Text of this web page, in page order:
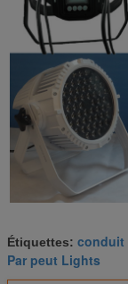
Étiquettes: conduit
Par peut Lights